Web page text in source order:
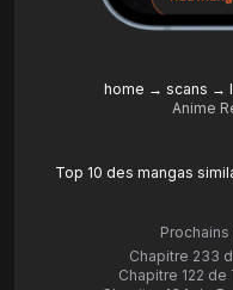
home → scans →
Anime
Top 10 des mangas
Chapitre 233
Chapitre 122